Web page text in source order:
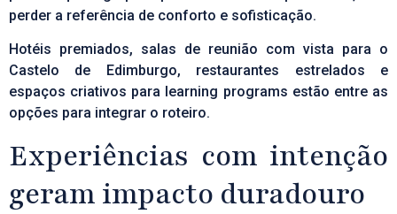
perder a referência de conforto e sofisticação.
Hotéis premiados, salas de reunião com vista para o
Castelo de Edimburgo, restaurantes estrelados e
espaços criativos para learning programs estão entre as
opções para integrar o roteiro.
Experiências com intenção
geram impacto duradouro